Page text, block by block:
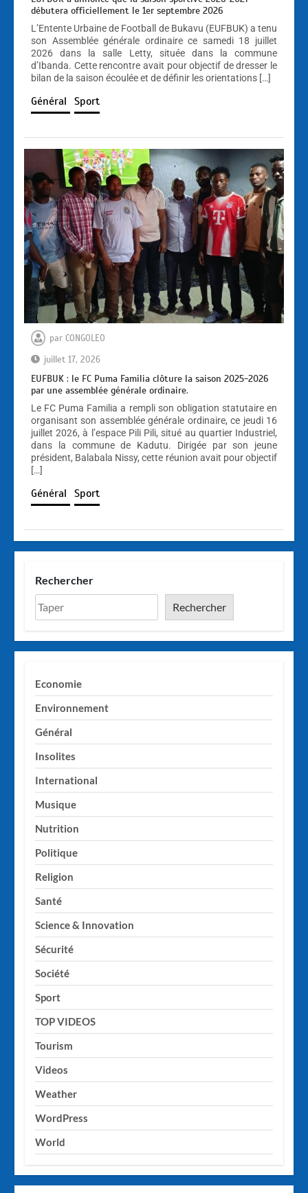
débutera officiellement le 1er septembre 2026
L’Entente Urbaine de Football de Bukavu (EUFBUK) a tenu
son Assemblée générale ordinaire ce samedi 18 juillet
2026 dans la salle Letty, située dans la commune
d’Ibanda. Cette rencontre avait pour objectif de dresser le
bilan de la saison écoulée et de définir les orientations […]
Général Sport
par CONGOLEO
juillet 17, 2026
EUFBUK : le FC Puma Familia clôture la saison 2025-2026
par une assemblée générale ordinaire.
Le FC Puma Familia a rempli son obligation statutaire en
organisant son assemblée générale ordinaire, ce jeudi 16
juillet 2026, à l’espace Pili Pili, situé au quartier Industriel,
dans la commune de Kadutu. Dirigée par son jeune
président, Balabala Nissy, cette réunion avait pour objectif
[…]
Général Sport
Rechercher
Rechercher
Economie
Environnement
Général
Insolites
International
Musique
Nutrition
Politique
Religion
Santé
Science & Innovation
Sécurité
Société
Sport
TOP VIDEOS
Tourism
Videos
Weather
WordPress
World